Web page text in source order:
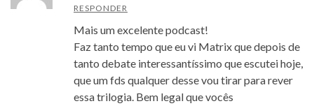
RESPONDER
Mais um excelente podcast!
Faz tanto tempo que eu vi Matrix que depois de
tanto debate interessantíssimo que escutei hoje,
que um fds qualquer desse vou tirar para rever
essa trilogia. Bem legal que vocês